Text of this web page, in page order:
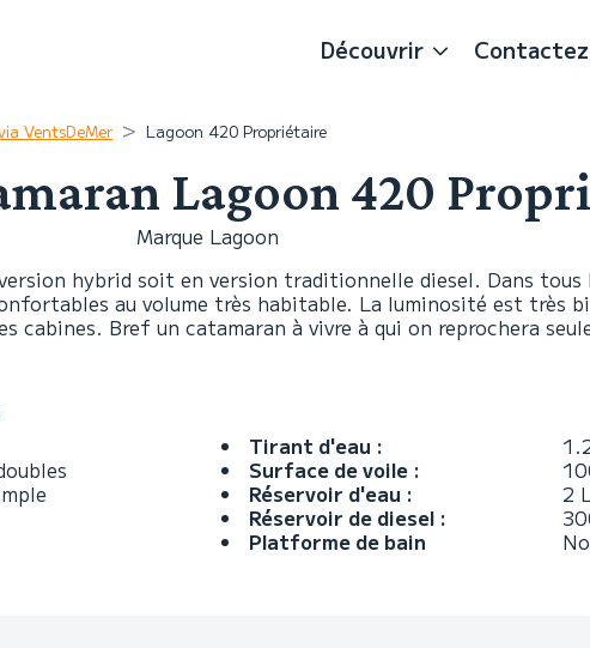
Découvrir
VentsDeMer Lagoon 420 Propriétaire
Lagoon 420
Marque Lagoon
hybrid soit en version traditionnelle diesel. Dans tous
au volume très habitable. La luminosité est très
cabines. Bref un catamaran à vivre à qui on reprochera
Tirant d'eau :
Surface de voile :
Réservoir d'eau :
2
Réservoir de diesel :
Platforme de bain